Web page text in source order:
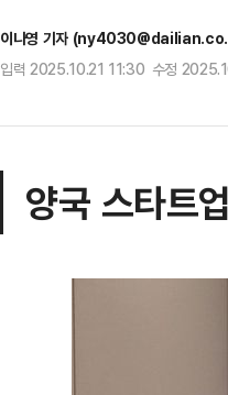
이나영 기자
입력 2025.10.21 11:30 수정
양국 스타트